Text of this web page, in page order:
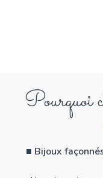
Pourquoi
■ Bijoux